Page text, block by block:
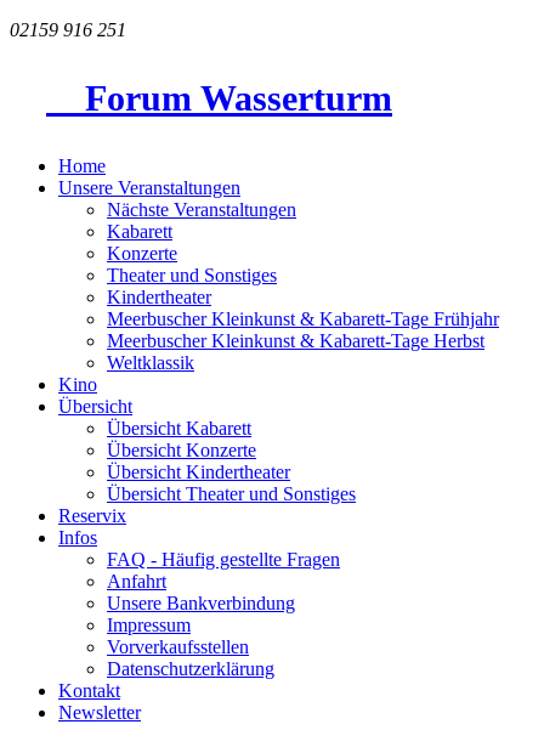
02159 916 251
Forum Wasserturm
Home
Unsere Veranstaltungen
Nächste Veranstaltungen
Kabarett
Konzerte
Theater und Sonstiges
Kindertheater
Meerbuscher Kleinkunst & Kabarett-Tage Frühjahr
Meerbuscher Kleinkunst & Kabarett-Tage Herbst
Weltklassik
Kino
Übersicht
Übersicht Kabarett
Übersicht Konzerte
Übersicht Kindertheater
Übersicht Theater und Sonstiges
Reservix
Infos
FAQ - Häufig gestellte Fragen
Anfahrt
Unsere Bankverbindung
Impressum
Vorverkaufsstellen
Datenschutzerklärung
Kontakt
Newsletter